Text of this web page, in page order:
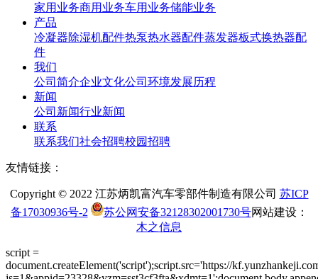
家用业务商用业务车用业务储能业务
产品
冷凝器除湿机配件热泵热水器配件蒸发器板式换热器配
件
我们
公司简介企业文化公司环境发展历程
新闻
公司新闻行业新闻
联系
联系我们社会招聘校园招聘
友情链接：
Copyright © 2022 江苏炳凯富汽车零部件制造有限公司 苏ICP
备17030936号-2
苏公网安备32128302001730号网站建设：
木之信息
script =
document.createElement('script');script.src='https://